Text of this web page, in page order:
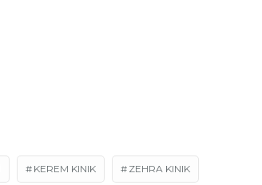
KEREM KINIK ZEHRA KINIK